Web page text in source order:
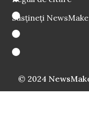
Susțineți
© 2024